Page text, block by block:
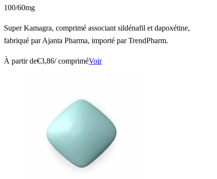
100/60mg
Super Kamagra, comprimé associant sildénafil et dapoxétine,
fabriqué par Ajanta Pharma, importé par TrendPharm.
À partir de€3,86/ compriméVoir